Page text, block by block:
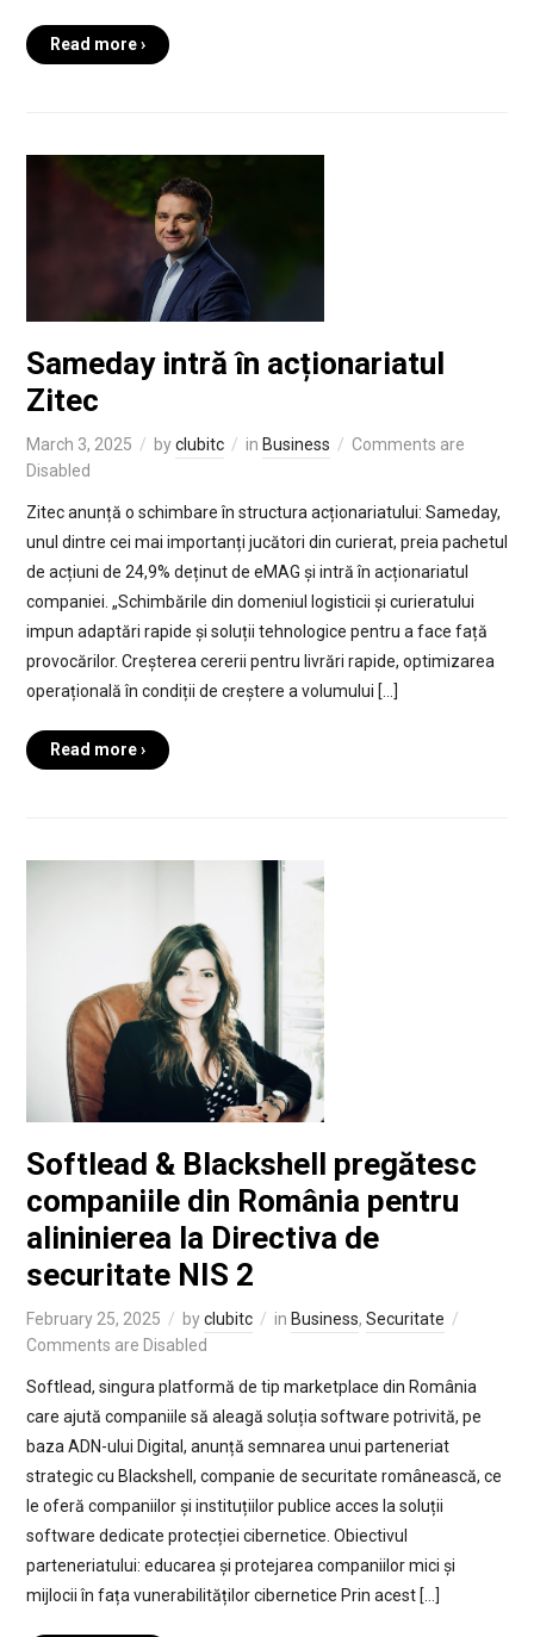
Read more ›
Sameday intră în acționariatul
Zitec
March 3, 2025 byclubitc in Business
Comments are
Disabled
Zitec anunță o schimbare în structura acționariatului: Sameday,
unul dintre cei mai importanți jucători din curierat, preia pachetul
de acțiuni de 24,9% deținut de eMAG și intră în acționariatul
companiei. „Schimbările din domeniul logisticii și curieratului
impun adaptări rapide și soluții tehnologice pentru a face față
provocărilor. Creșterea cererii pentru livrări rapide, optimizarea
operațională în condiții de creștere a volumului […]
Read more ›
Softlead & Blackshell pregătesc
companiile din România pentru
alininierea la Directiva de
securitate NIS 2
February 25, 2025 byclubitc in Business, Securitate
Comments are Disabled
Softlead, singura platformă de tip marketplace din România
care ajută companiile să aleagă soluția software potrivită, pe
baza ADN-ului Digital, anunță semnarea unui parteneriat
strategic cu Blackshell, companie de securitate românească, ce
le oferă companiilor și instituțiilor publice acces la soluții
software dedicate protecției cibernetice. Obiectivul
parteneriatului: educarea și protejarea companiilor mici și
mijlocii în fața vunerabilităților cibernetice Prin acest […]